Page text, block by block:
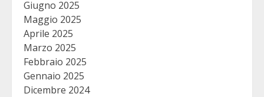
Giugno 2025
Maggio 2025
Aprile 2025
Marzo 2025
Febbraio 2025
Gennaio 2025
Dicembre 2024